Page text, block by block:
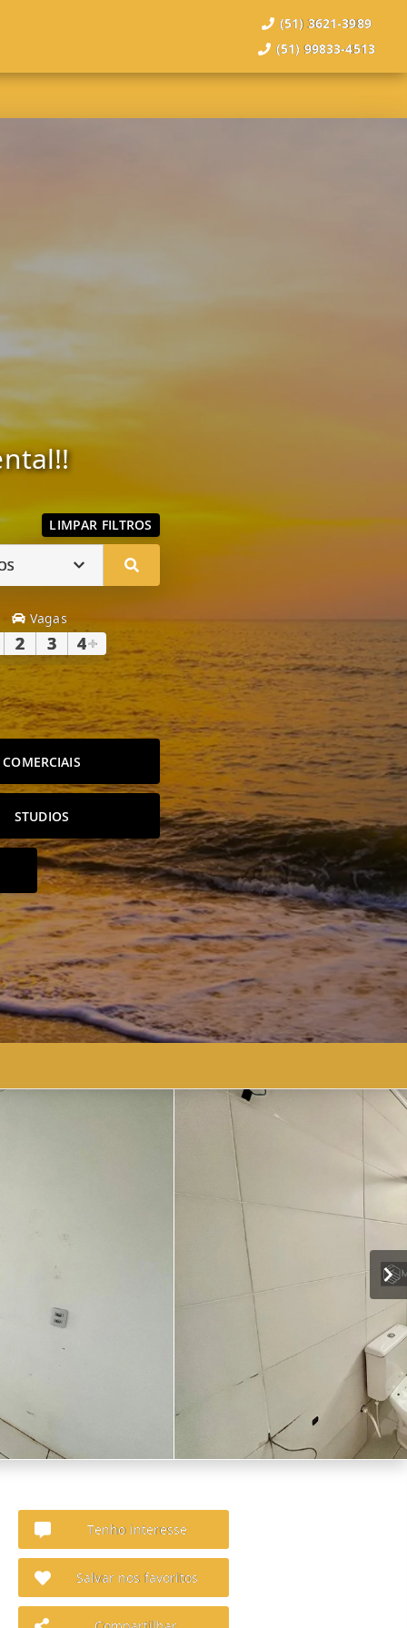
(51) 3621-3989
(51) 99833-4513
LIMPAR FILTROS
Vagas
2 3 4+
COMERCIAIS
STUDIOS
Tenho interesse
Salvar nos favoritos